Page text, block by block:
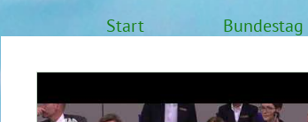
Start Bundestag